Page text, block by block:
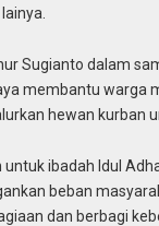
Sugianto dalam
membantu warga
hewan kurban
untuk ibadah Idul
beban
dan berbagi